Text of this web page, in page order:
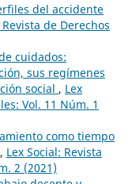
del accidente
Revista de Derechos
cuidados:
sus regímenes
social , Lex
Vol. 11 Núm. 1
como tiempo
, Lex Social: Revista
2 (2021)